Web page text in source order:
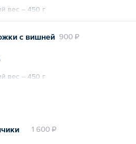
вес – 450 г
900 ₽
с вишней
вес – 450 г
1 600 ₽